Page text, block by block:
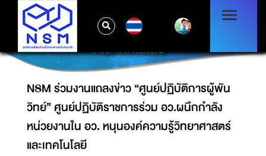
NSM ร่วมงานแถลงข่าว “ศูนย์ปฏิบัติการผู้พัน
วิทย์” ศูนย์ปฏิบัติราชการร่วม อว.ผนึกกำลัง
หน่วยงานใน อว. หนุนองค์ความรู้วิทยาศาสตร์
และเทคโนโลยี
NSM ร่วมงานแถลงข่าว “ศูนย์ปฏิบัติการผู้พัน
วิทย์” ศูนย์ปฏิบัติราชการร่วม อว.ผนึกกำลัง
หน่วยงานใน อว. หนุนองค์ความรู้วิทยาศาสตร์
และเทคโนโลยี